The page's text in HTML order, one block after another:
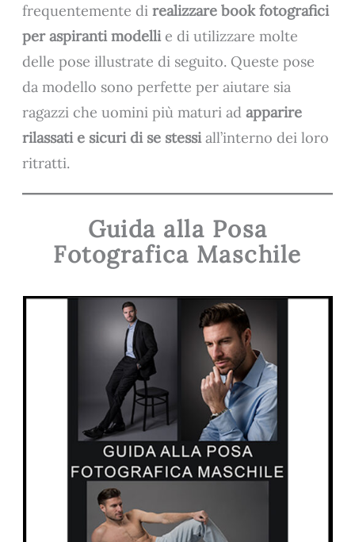
frequentemente direalizzare book fotografici
per aspiranti modellie di utilizzare molte
delle pose illustrate di seguito. Queste pose
da modello sono perfette per aiutare sia
ragazzi che uomini più maturi adapparire
rilassati e sicuri di se stessiall’interno dei loro
ritratti.
Guida alla Posa
Fotografica Maschile